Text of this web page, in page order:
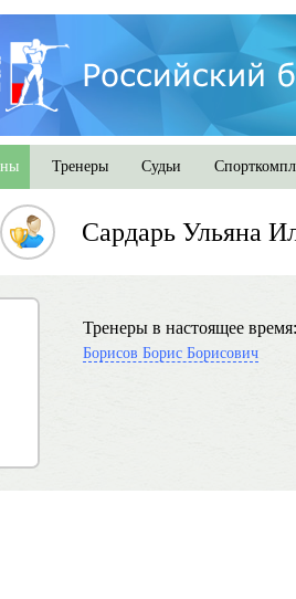
Тренеры Судьи
Сардарь Ульяна
Тренеры в настоящее время:
Борисов Борис Борисович